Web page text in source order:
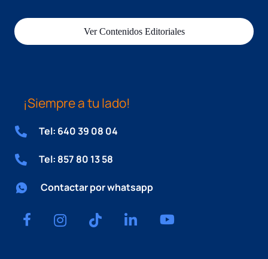
Ver Contenidos Editoriales
¡Siempre a tu lado!
Tel: 640 39 08 04
Tel: 857 80 13 58
Contactar por whatsapp